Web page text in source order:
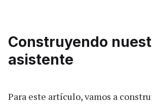
Construyendo
asistente
Para este artículo, vamos a